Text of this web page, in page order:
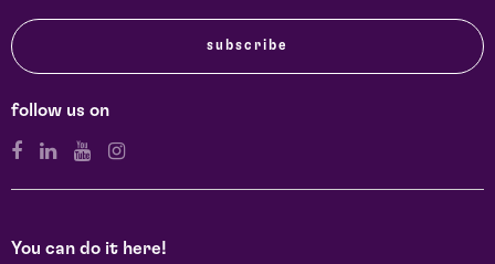
subscribe
follow us on
You can do it here!